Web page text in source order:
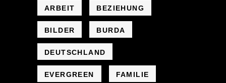
ARBEIT BEZIEHUNG
BILDER BURDA
DEUTSCHLAND
EVERGREEN FAMILIE